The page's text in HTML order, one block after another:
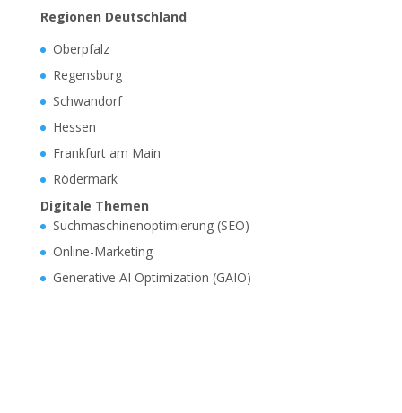
Regionen Deutschland
Oberpfalz
Regensburg
Schwandorf
Hessen
Frankfurt am Main
Rödermark
Digitale Themen
Suchmaschinenoptimierung (SEO)
Online-Marketing
Generative AI Optimization (GAIO)